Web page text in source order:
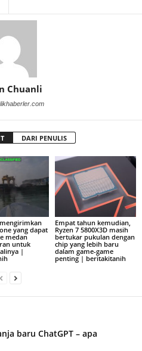
Chuanli
DARI PENULIS
yang dapat
medan
untuk
|
Empat tahun kemudian,
Ryzen 7 5800X3D masih
bertukar pukulan dengan
chip yang lebih baru
dalam game-game
penting | beritakitanih
baru ChatGPT – apa